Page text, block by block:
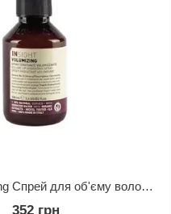
Insight Volumizing Спрей для об'єму волосся 100 мл
352 грн